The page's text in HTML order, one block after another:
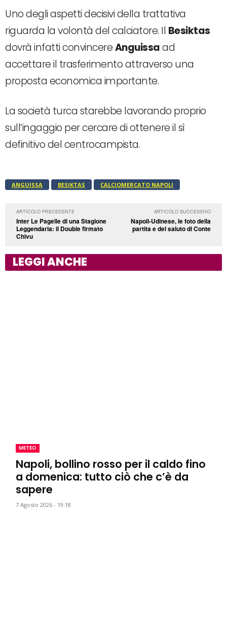
Uno degli aspetti decisivi della trattativa
riguarda la volontà del calciatore. Il Besiktas
dovrà infatti convincereAnguissaad
accettare il trasferimento attraverso una
proposta economica importante.
La società turca starebbe lavorando proprio
sull’ingaggio per cercare di ottenere il sì
definitivo del centrocampista.
ANGUISSA BESIKTAS CALCIOMERCATO NAPOLI
ARTICOLO PRECEDENTE
Inter Le Pagelle di una Stagione
Leggendaria: il Double firmato
Chivu
ARTICOLO SUCCESSIVO
Napoli-Udinese, le foto della
partita e del saluto di Conte
LEGGI ANCHE
METEO
Napoli, bollino rosso per il caldo fino
a domenica: tutto ciò che c’è da
sapere
7 Agosto 2026 - 19:18